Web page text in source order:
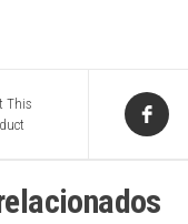
This